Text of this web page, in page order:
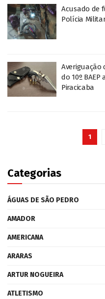
Acusado de
Polícia
Averiguação
do 10º
Piracicaba
1
Categorias
ÁGUAS DE SÃO PEDRO
AMADOR
AMERICANA
ARARAS
ARTUR NOGUEIRA
ATLETISMO